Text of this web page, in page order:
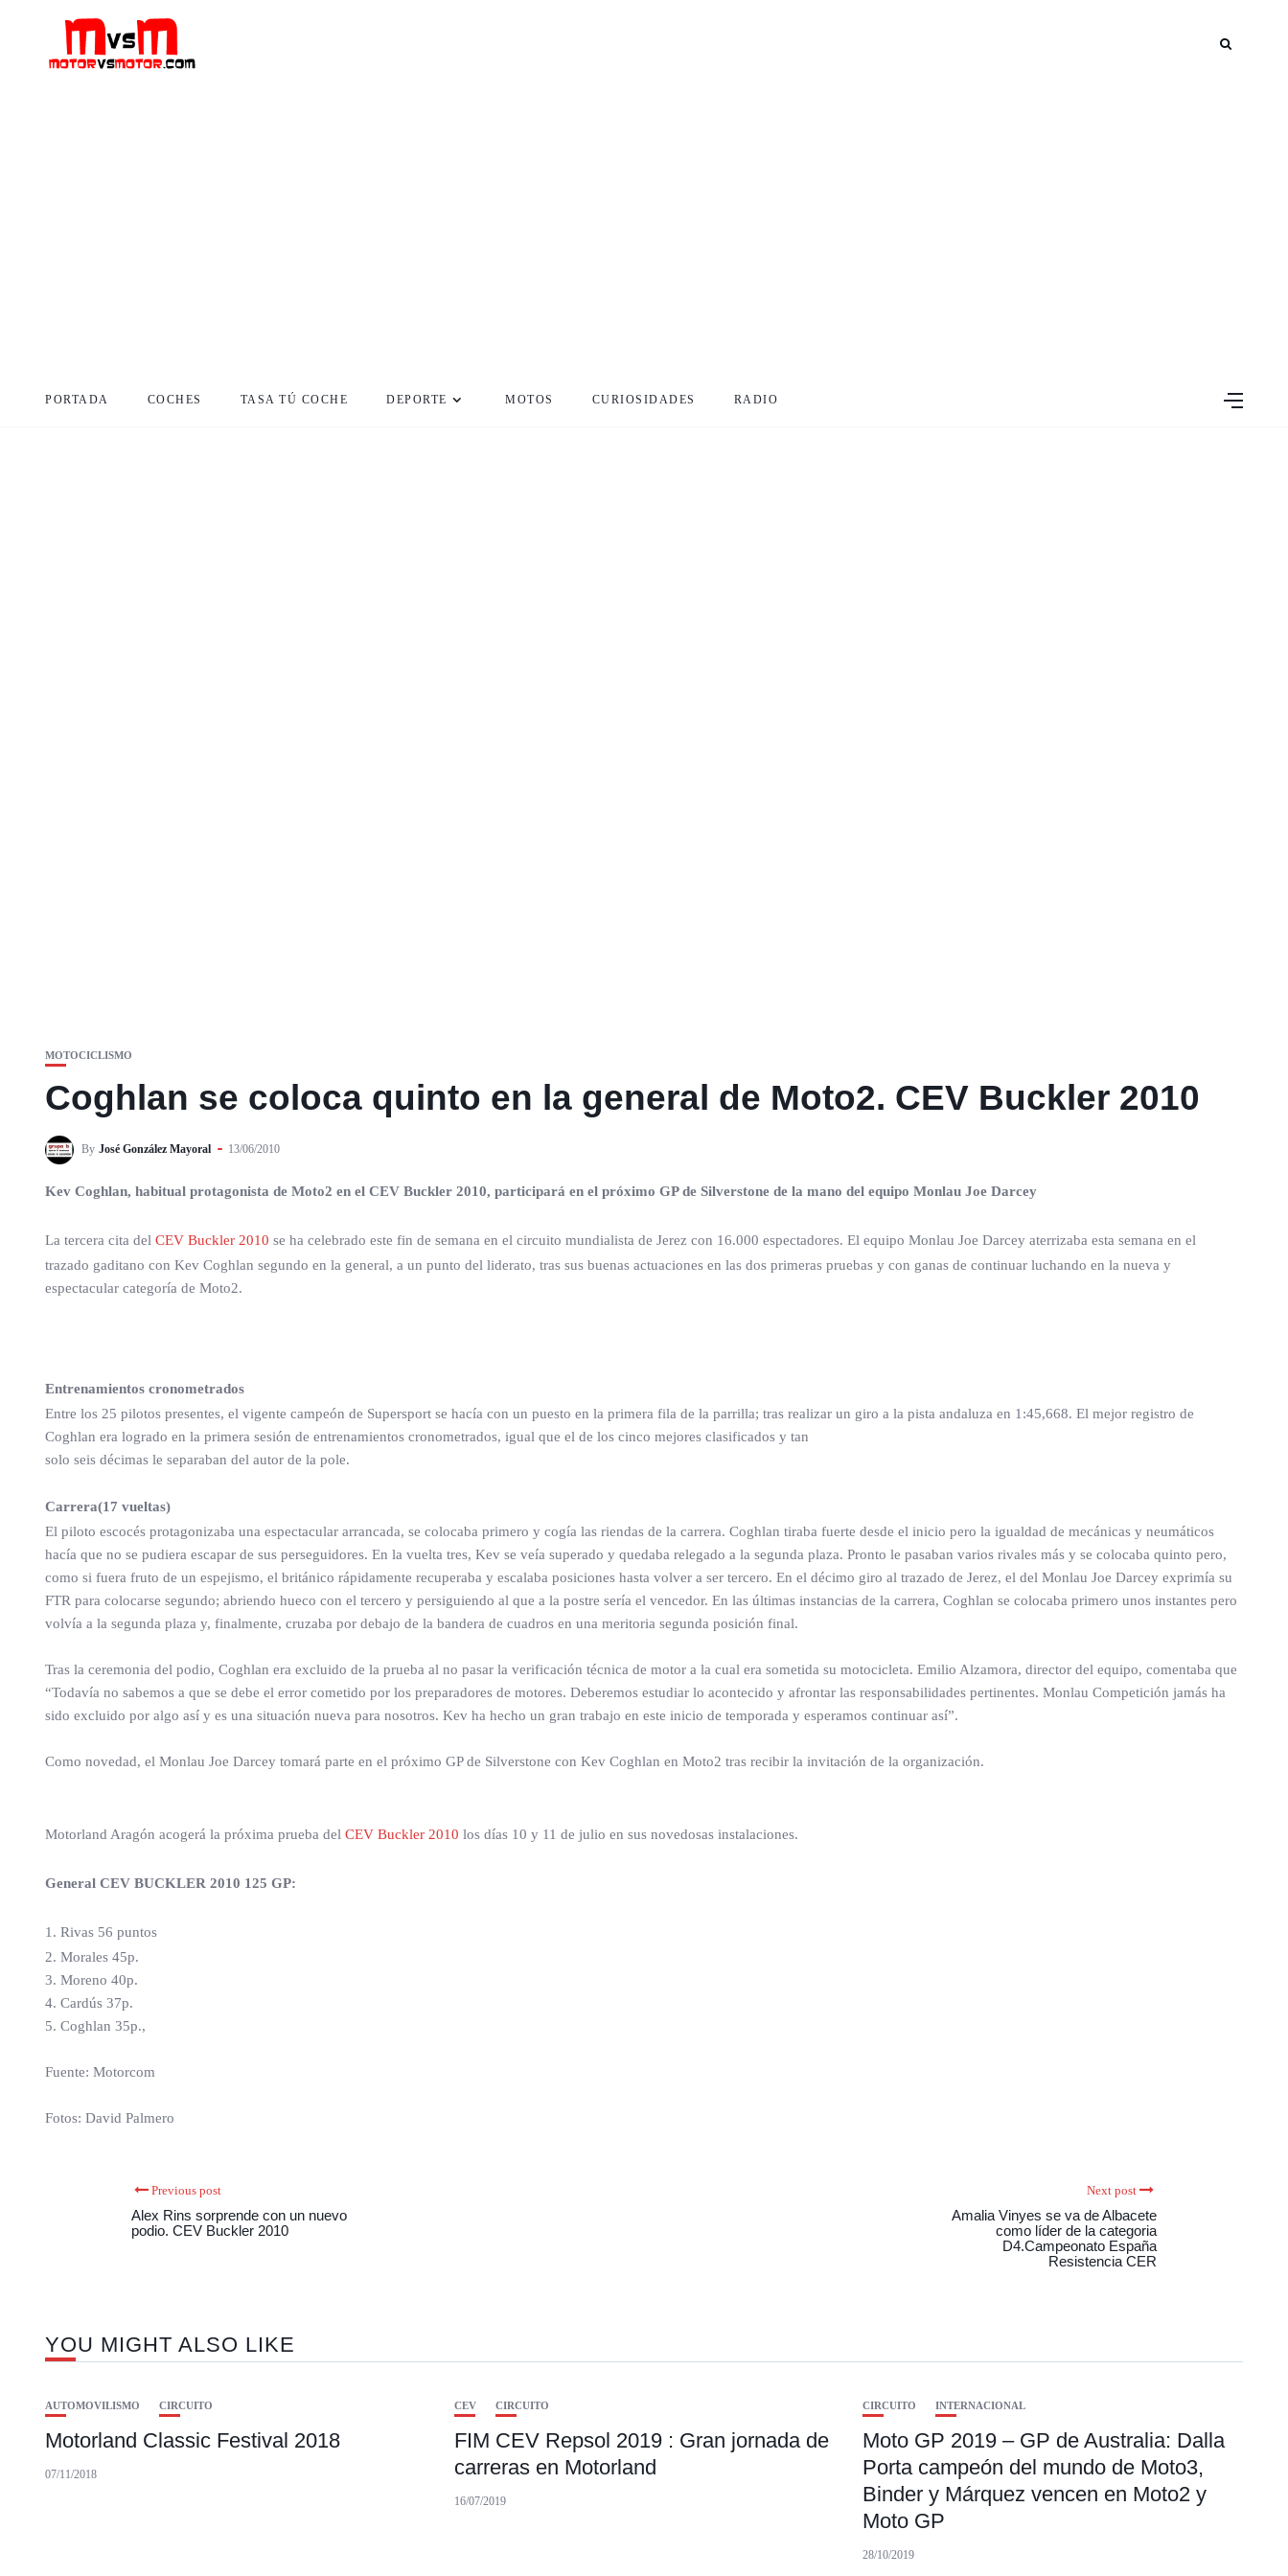
PORTADA COCHES TASA TÚ COCHE DEPORTE MOTOS CURIOSIDADES RADIO
MOTOCICLISMO
Coghlan se coloca quinto en la general de Moto2. CEV Buckler 2010
By José González Mayoral 13/06/2010
Kev Coghlan, habitual protagonista de Moto2 en el CEV Buckler 2010, participará en el próximo GP de Silverstone de la mano del equipo Monlau Joe Darcey
La tercera cita del CEV Buckler 2010 se ha celebrado este fin de semana en el circuito mundialista de Jerez con 16.000 espectadores. El equipo Monlau Joe Darcey aterrizaba esta semana en el
trazado gaditano con Kev Coghlan segundo en la general, a un punto del liderato, tras sus buenas actuaciones en las dos primeras pruebas y con ganas de continuar luchando en la nueva y
espectacular categoría de Moto2.
Entrenamientos cronometrados
Entre los 25 pilotos presentes, el vigente campeón de Supersport se hacía con un puesto en la primera fila de la parrilla; tras realizar un giro a la pista andaluza en 1:45,668. El mejor registro de
Coghlan era logrado en la primera sesión de entrenamientos cronometrados, igual que el de los cinco mejores clasificados y tan
solo seis décimas le separaban del autor de la pole.
Carrera(17 vueltas)
El piloto escocés protagonizaba una espectacular arrancada, se colocaba primero y cogía las riendas de la carrera. Coghlan tiraba fuerte desde el inicio pero la igualdad de mecánicas y neumáticos
hacía que no se pudiera escapar de sus perseguidores. En la vuelta tres, Kev se veía superado y quedaba relegado a la segunda plaza. Pronto le pasaban varios rivales más y se colocaba quinto pero,
como si fuera fruto de un espejismo, el británico rápidamente recuperaba y escalaba posiciones hasta volver a ser tercero. En el décimo giro al trazado de Jerez, el del Monlau Joe Darcey exprimía su
FTR para colocarse segundo; abriendo hueco con el tercero y persiguiendo al que a la postre sería el vencedor. En las últimas instancias de la carrera, Coghlan se colocaba primero unos instantes pero
volvía a la segunda plaza y, finalmente, cruzaba por debajo de la bandera de cuadros en una meritoria segunda posición final.
Tras la ceremonia del podio, Coghlan era excluido de la prueba al no pasar la verificación técnica de motor a la cual era sometida su motocicleta. Emilio Alzamora, director del equipo, comentaba que
“Todavía no sabemos a que se debe el error cometido por los preparadores de motores. Deberemos estudiar lo acontecido y afrontar las responsabilidades pertinentes. Monlau Competición jamás ha
sido excluido por algo así y es una situación nueva para nosotros. Kev ha hecho un gran trabajo en este inicio de temporada y esperamos continuar así”.
Como novedad, el Monlau Joe Darcey tomará parte en el próximo GP de Silverstone con Kev Coghlan en Moto2 tras recibir la invitación de la organización.
Motorland Aragón acogerá la próxima prueba del CEV Buckler 2010 los días 10 y 11 de julio en sus novedosas instalaciones.
General CEV BUCKLER 2010 125 GP:
1. Rivas 56 puntos
2. Morales 45p.
3. Moreno 40p.
4. Cardús 37p.
5. Coghlan 35p.,
Fuente: Motorcom
Fotos: David Palmero
Previous post
Alex Rins sorprende con un nuevo
podio. CEV Buckler 2010
Next post
Amalia Vinyes se va de Albacete
como líder de la categoria
D4.Campeonato España
Resistencia CER
YOU MIGHT ALSO LIKE
AUTOMOVILISMO CIRCUITO
Motorland Classic Festival 2018
07/11/2018
CEV CIRCUITO
FIM CEV Repsol 2019 : Gran jornada de
carreras en Motorland
16/07/2019
CIRCUITO INTERNACIONAL
Moto GP 2019 – GP de Australia: Dalla
Porta campeón del mundo de Moto3,
Binder y Márquez vencen en Moto2 y
Moto GP
28/10/2019